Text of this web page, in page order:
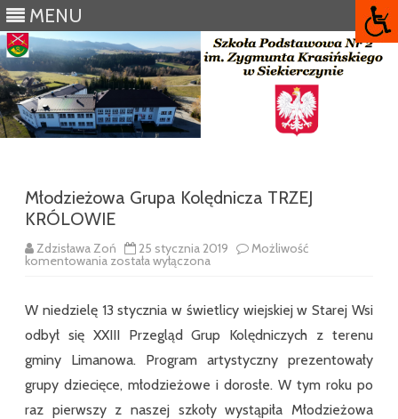
MENU
Młodzieżowa Grupa Kolędnicza TRZEJ
KRÓLOWIE
Zdzisława Zoń 25 stycznia 2019 Możliwość
komentowania Młodzieżowa
KRÓLOWIE
została wyłączona
W niedzielę 13 stycznia w świetlicy wiejskiej w Starej Wsi
odbył się XXIII Przegląd Grup Kolędniczych z terenu
gminy Limanowa. Program artystyczny prezentowały
grupy dziecięce, młodzieżowe i dorosłe. W tym roku po
raz pierwszy z naszej szkoły wystąpiła Młodzieżowa